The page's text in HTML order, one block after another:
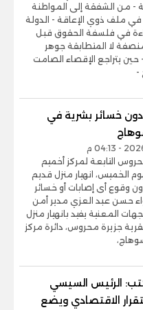
- من الشفقة إلى المواطنة
ملف ذوي الإعاقة - الدولة
في فلسفة الحقوق قبل
لا المتطابقة جوهر
يتراجع الإقصاء الصامت
-
دون خسائر بشرية في
التابعة لمركز أخميم
الخميس، انهيار منزل قديم
وقوع أى إصابات أو خسائر
حسن عبد العزي مدير أمن
المعنية يفيد بانهيار منزل
جزيرة محروس، دائرة مركز
الرئيس السيسي
الاقتصادي ويضع